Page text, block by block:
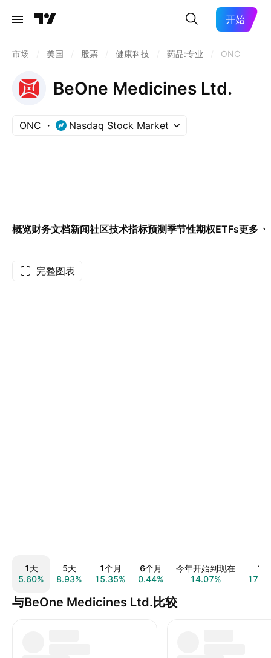
开始
市场 美国 股票 健康科技 药品:专业 ONC
BeOne Medicines Ltd.
ONC Nasdaq Stock Market
概览财务文档新闻社区技术指标预测季节性期权ETFs更多
完整图表
1天
5.60%
5天
8.93%
1个月
15.35%
6个月
0.44%
今年开始到现在
14.07%
1年
与BeOne Medicines Ltd.比较